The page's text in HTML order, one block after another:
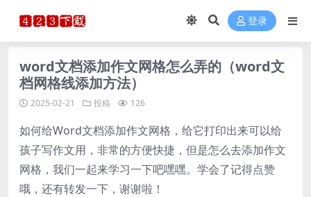
登录
word文档添加作文网格怎么弄的（word文
档网格线添加方法）
2025-02-21 投稿 126
如何给Word文档添加作文网格，给它打印出来可以给
孩子写作文用，非常的方便快捷，但是怎么去添加作文
网格，我们一起来学习一下吧嘿嘿。学会了记得点赞
哦，还有转发一下，谢谢啦！